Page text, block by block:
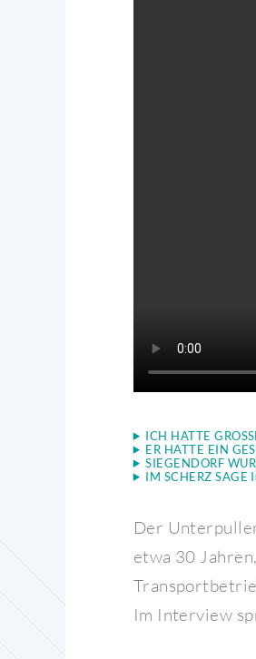
ICH HATTE
ER HATTE EIN
SIEGENDORF
IM SCHERZ SAGE
Der
etwa 30
Im Interview